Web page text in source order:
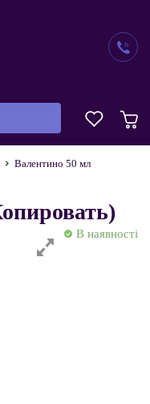
Валентино 50 мл
В наявності